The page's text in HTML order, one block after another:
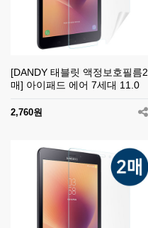
[DANDY 태블릿 액정보호필름2
매] 아이패드 에어 7세대 11.0
2,760원